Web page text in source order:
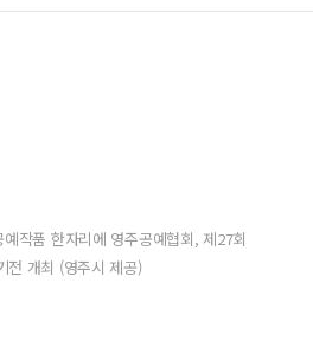
작품 한자리에 영주공예협회, 제27회
전 개최 (영주시 제공)